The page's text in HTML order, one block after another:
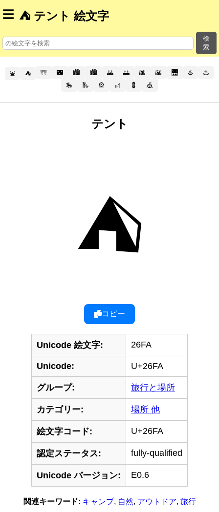
☰ ⛺ テント 絵文字
検
索
⛲ ⛺ 🌁 🌃 🏙️ 🏙 🌄 🌅 🌆 🌇 🌉 ♨️
♨
🎠
🛝 🎡 🎢 💈 🎪
テント
⛺
コピー
Unicode 絵文字: 26FA
Unicode: U+26FA
グループ: 旅行と場所
カテゴリー: 場所 他
絵文字コード: U+26FA
認定ステータス: fully-qualified
Unicode バージョン: E0.6
関連キーワード: キャンプ, 自然, アウトドア, 旅行